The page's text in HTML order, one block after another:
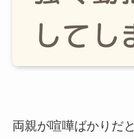
両親が喧嘩ばかりだ